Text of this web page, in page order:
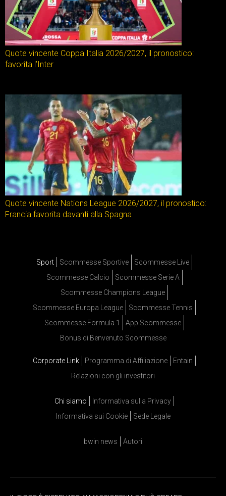
Quote vincente Coppa Italia 2026/2027, il pronostico:
favorita l’Inter
Quote vincente Nations League 2026/2027, il pronostico:
Francia favorita davanti alla Spagna
Sport Scommesse Sportive
Scommesse Live
Scommesse Calcio
Scommesse Serie A
Scommesse Champions League
Scommesse Europa League
Scommesse Tennis
Scommesse Formula 1
App Scommesse
Bonus di Benvenuto Scommesse
Corporate Link Programma di Affiliazione
Entain
Relazioni con gli investitori
Chi siamo
Informativa sulla Privacy
Informativa sui Cookie
Sede Legale
bwin news Autori